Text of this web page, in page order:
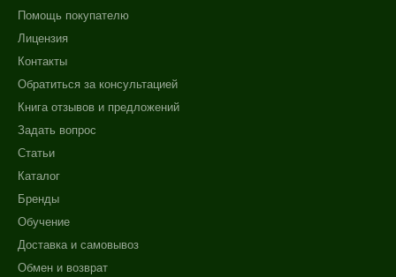
Объём
Ингредиенты
Помощь покупателю
Лицензия
Контакты
Обратиться за консультацией
Книга отзывов и предложений
Задать вопрос
Статьи
Каталог
Бренды
Обучение
Доставка и самовывоз
Обмен и возврат